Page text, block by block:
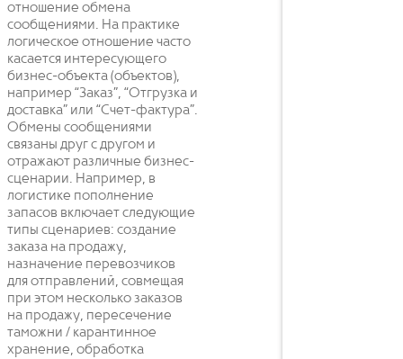
отношение обмена
сообщениями. На практике
логическое отношение часто
касается интересующего
бизнес-объекта (объектов),
например “Заказ”, “Отгрузка и
доставка” или “Счет-фактура”.
Обмены сообщениями
связаны друг с другом и
отражают различные бизнес-
сценарии. Например, в
логистике пополнение
запасов включает следующие
типы сценариев: создание
заказа на продажу,
назначение перевозчиков
для отправлений, совмещая
при этом несколько заказов
на продажу, пересечение
таможни / карантинное
хранение, обработка